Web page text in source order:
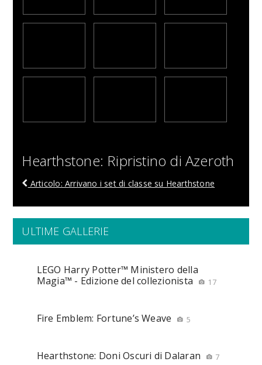
Hearthstone: Ripristino di Azeroth
Articolo: Arrivano i set di classe su Hearthstone
ULTIME GALLERIE
LEGO Harry Potter™ Ministero della
Magia™ - Edizione del collezionista
17
Fire Emblem: Fortune’s Weave 5
Hearthstone: Doni Oscuri di Dalaran 7